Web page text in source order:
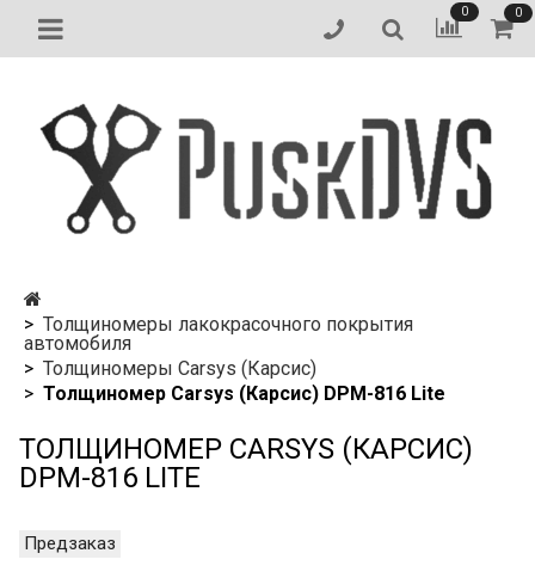
0 0
Толщиномеры лакокрасочного покрытия
автомобиля
Толщиномеры Carsys (Карсис)
Толщиномер Carsys (Карсис) DPM-816 Lite
ТОЛЩИНОМЕР CARSYS (КАРСИС)
DPM-816 LITE
Предзаказ